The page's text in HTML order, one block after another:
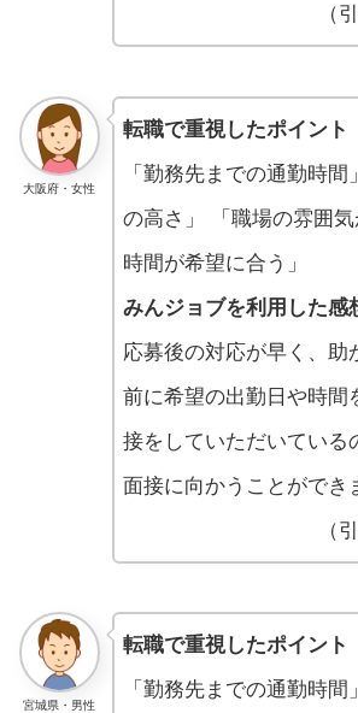
（
大阪府・女性
転職で重視したポイント
「勤務先までの通勤時
の高さ」 「職場の雰囲
時間が希望に合う」
みんジョブを利用した感
応募後の対応が早く、助
前に希望の出勤日や時間
接をしていただいている
面接に向かうことができ
（
宮城県・男性
転職で重視したポイント
「勤務先までの通勤時間